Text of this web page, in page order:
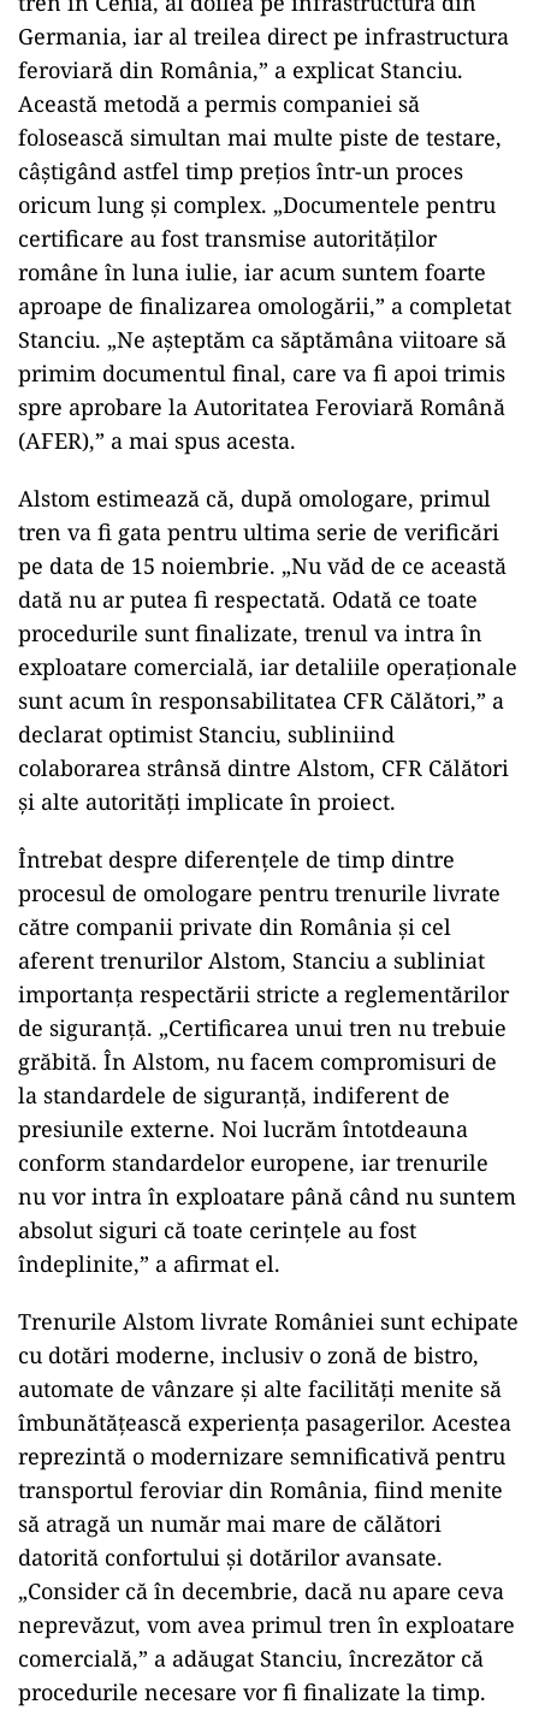
Germania, iar al treilea direct pe infrastructura
feroviară din România,” a explicat Stanciu.
Această metodă a permis companiei să
folosească simultan mai multe piste de testare,
câștigând astfel timp prețios într-un proces
oricum lung și complex. „Documentele pentru
certificare au fost transmise autorităților
române în luna iulie, iar acum suntem foarte
aproape de finalizarea omologării,” a completat
Stanciu. „Ne așteptăm ca săptămâna viitoare să
primim documentul final, care va fi apoi trimis
spre aprobare la Autoritatea Feroviară Română
(AFER),” a mai spus acesta.
Alstom estimează că, după omologare, primul
tren va fi gata pentru ultima serie de verificări
pe data de 15 noiembrie. „Nu văd de ce această
dată nu ar putea fi respectată. Odată ce toate
procedurile sunt finalizate, trenul va intra în
exploatare comercială, iar detaliile operaționale
sunt acum în responsabilitatea CFR Călători,” a
declarat optimist Stanciu, subliniind
colaborarea strânsă dintre Alstom, CFR Călători
și alte autorități implicate în proiect.
Întrebat despre diferențele de timp dintre
procesul de omologare pentru trenurile livrate
către companii private din România și cel
aferent trenurilor Alstom, Stanciu a subliniat
importanța respectării stricte a reglementărilor
de siguranță. „Certificarea unui tren nu trebuie
grăbită. În Alstom, nu facem compromisuri de
la standardele de siguranță, indiferent de
presiunile externe. Noi lucrăm întotdeauna
conform standardelor europene, iar trenurile
nu vor intra în exploatare până când nu suntem
absolut siguri că toate cerințele au fost
îndeplinite,” a afirmat el.
Trenurile Alstom livrate României sunt echipate
cu dotări moderne, inclusiv o zonă de bistro,
automate de vânzare și alte facilități menite să
îmbunătățească experiența pasagerilor. Acestea
reprezintă o modernizare semnificativă pentru
transportul feroviar din România, fiind menite
să atragă un număr mai mare de călători
datorită confortului și dotărilor avansate.
„Consider că în decembrie, dacă nu apare ceva
neprevăzut, vom avea primul tren în exploatare
comercială,” a adăugat Stanciu, încrezător că
procedurile necesare vor fi finalizate la timp.